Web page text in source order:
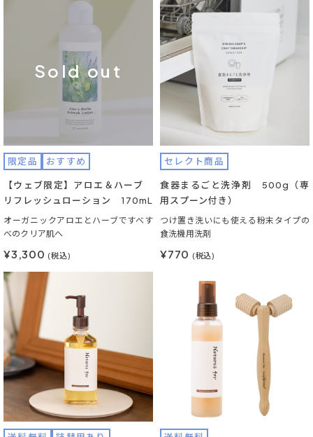
Sold out
限定品 おすすめ
【ウェブ限定】アロエ＆ハーブ
リフレッシュローション 170mL
オーガニックアロエとハーブですべす
べのクリア肌へ
¥3,300 (税込)
セレクト商品
食器まるごと洗浄剤 500g（専
用スプーン付き）
つけ置き洗いにも使える粉末タイプの
食洗機用洗剤
¥770 (税込)